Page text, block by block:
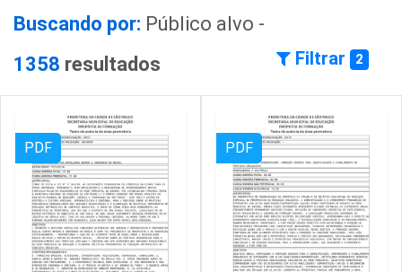
Buscando por: Público alvo -
1358 resultados Filtrar 2
PDF PDF